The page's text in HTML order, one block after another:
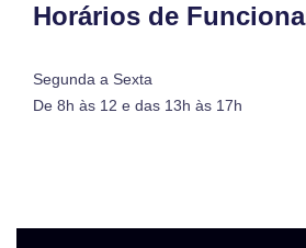
Horários de
Segunda a Sexta
De 8h às 12 e das 13h às 17h